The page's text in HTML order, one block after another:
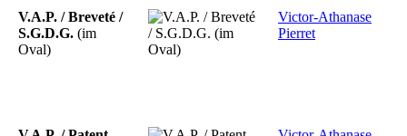
V.A.P. / Breveté /
S.G.D.G. (im
Oval)
Victor-Athanase
Pierret